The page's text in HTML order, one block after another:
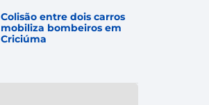
Colisão entre dois carros
mobiliza bombeiros em
Criciúma